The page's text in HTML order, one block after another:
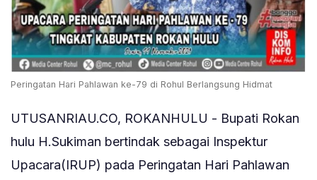
Peringatan Hari Pahlawan ke-79 di Rohul Berlangsung Hidmat
UTUSANRIAU.CO, ROKANHULU - Bupati Rokan
hulu H.Sukiman bertindak sebagai Inspektur
Upacara(IRUP) pada Peringatan Hari Pahlawan